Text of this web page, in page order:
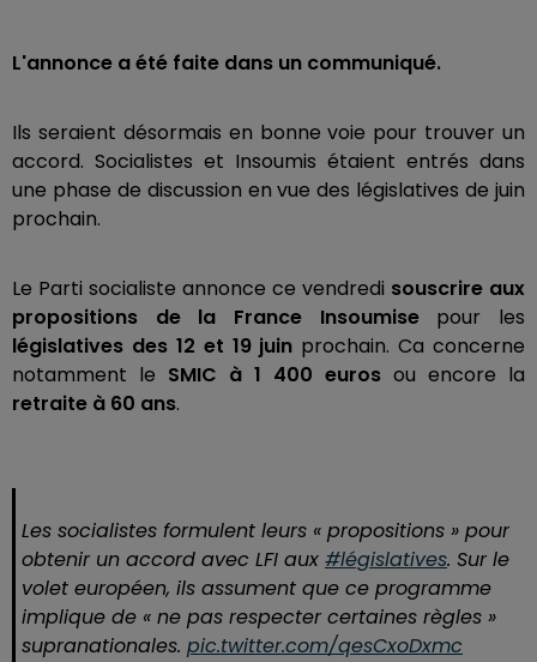
L'annonce a été faite dans un communiqué.
Ils seraient désormais en bonne voie pour trouver un
accord. Socialistes et Insoumis étaient entrés dans
une phase de discussion en vue des législatives de juin
prochain.
Le Parti socialiste annonce ce vendredi souscrire aux
propositions de la France Insoumisepour les
législatives des 12 et 19 juin prochain. Ca concerne
notamment le SMIC à 1 400 euros ou encore la
retraite à 60 ans.
Les socialistes formulent leurs « propositions » pour
obtenir un accord avec LFI aux #législatives. Sur le
volet européen, ils assument que ce programme
implique de « ne pas respecter certaines règles »
supranationales. pic.twitter.com/qesCxoDxmc